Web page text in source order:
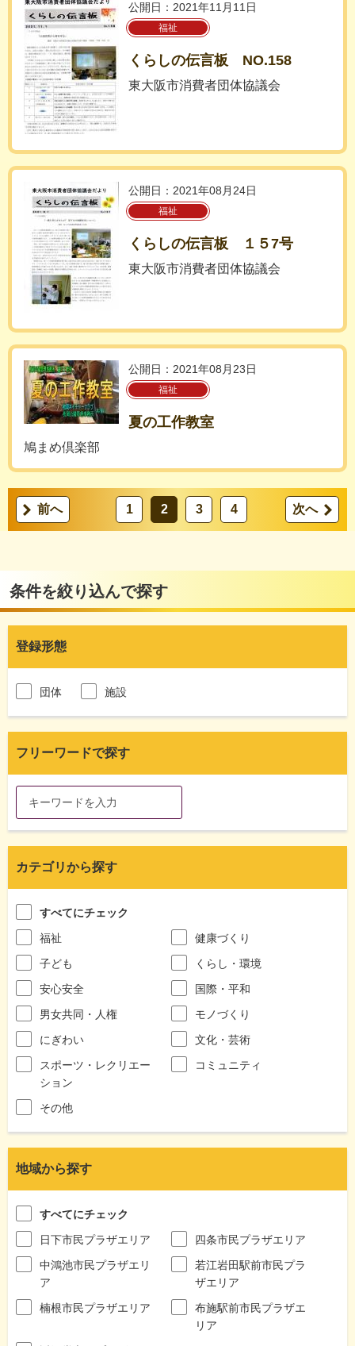
公開日：2021年11月11日
福祉
くらしの伝言板 NO.158
東大阪市消費者団体協議会
公開日：2021年08月24日
福祉
くらしの伝言板 １５7号
東大阪市消費者団体協議会
公開日：2021年08月23日
福祉
夏の工作教室
鳩まめ倶楽部
前へ 1 2 3 4 次へ
条件を絞り込んで探す
登録形態
団体 施設
フリーワードで探す
カテゴリから探す
すべてにチェック
福祉
健康づくり
子ども
くらし・環境
安心安全
国際・平和
男女共同・人権
モノづくり
にぎわい
文化・芸術
スポーツ・レクリエー
ション
コミュニティ
その他
地域から探す
すべてにチェック
日下市民プラザエリア
四条市民プラザエリア
中鴻池市民プラザエリ
ア
若江岩田駅前市民プラ
ザエリア
楠根市民プラザエリア
布施駅前市民プラザエ
リア